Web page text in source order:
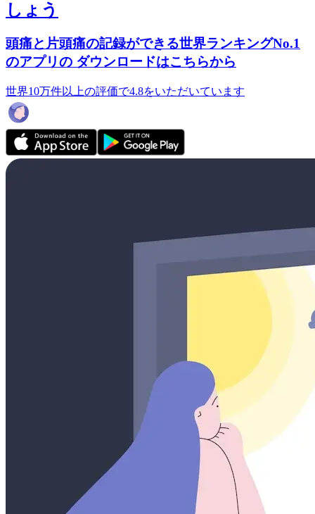
しょう
頭痛と片頭痛の記録ができる世界ランキングNo.1
のアプリの ダウンロードはこちらから
世界10万件以上の評価で4.8をいただいています